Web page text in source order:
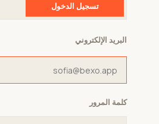
تسجيل الدخول
البريد الإلكتروني
كلمة المرور